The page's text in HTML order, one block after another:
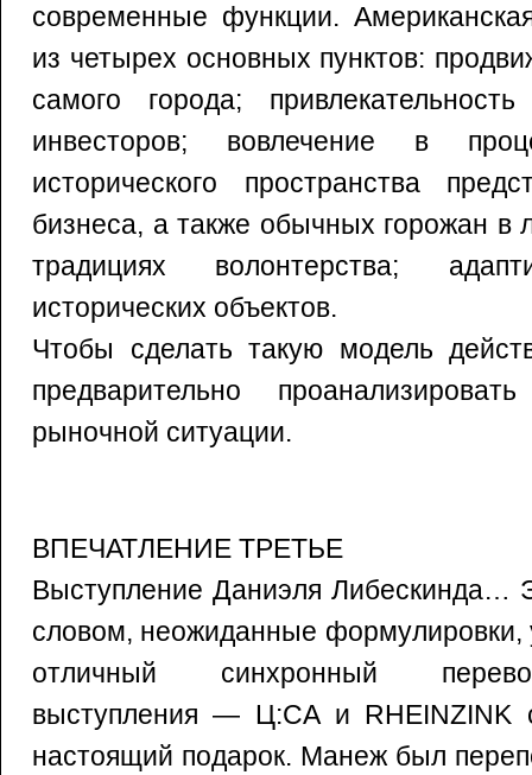
современные функции.
из четырех основных пунктов:
самого города;
инвесторов; вовлечение в
исторического пространства
бизнеса, а также обычных горожан в
традициях волонтерства;
исторических объектов.
Чтобы сделать такую модель
предварительно
рыночной ситуации.
ВПЕЧАТЛЕНИЕ ТРЕТЬЕ
Выступление Даниэля Либескинда…
словом, неожиданные формулировки,
отличный синхронный
выступления — Ц:СА и RHEINZINK
настоящий подарок. Манеж был